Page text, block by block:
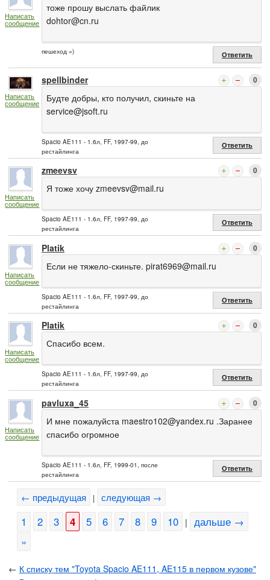
Написать
сообщение
тоже прошу выслать файлик
dohtor@cn.ru
пешеход =) Ответить
Написать
сообщение
spellbinder 0
Будте добры, кто получил, скиньте на
service@jsoft.ru
Spacio AE111 - 1.6л, FF, 1997-99, до
рестайлинга
Ответить
Написать
сообщение
zmeevsv 0
Я тоже хочу zmeevsv@mail.ru
Spacio AE111 - 1.6л, FF, 1997-99, до
рестайлинга
Ответить
Написать
сообщение
Platik 0
Если не тяжело-скиньте. pirat6969@mail.ru
Spacio AE111 - 1.6л, FF, 1997-99, до
рестайлинга
Ответить
Написать
сообщение
Platik 0
Спасибо всем.
Spacio AE111 - 1.6л, FF, 1997-99, до
рестайлинга
Ответить
Написать
сообщение
pavluxa_45 0
И мне пожалуйста maestro102@yandex.ru .Заранее
спасибо огромное
Spacio AE111 - 1.6л, FF, 1999-01, после
рестайлинга
Ответить
← предыдущая | следующая →
1 2 3 4 5 6 7 8 9 10 | дальше →
»
← К списку тем "Toyota Spacio AE111, AE115 в первом кузове"